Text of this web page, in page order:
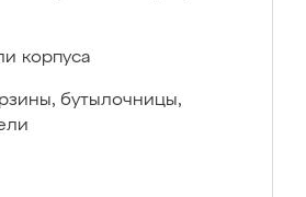
корпуса
бутылочницы,